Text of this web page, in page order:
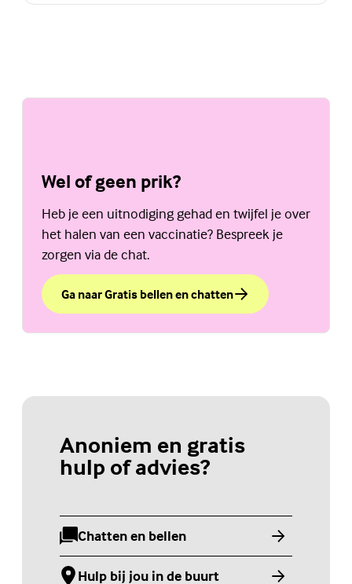
Wel of geen prik?
Heb je een uitnodiging gehad en twijfel je over
het halen van een vaccinatie? Bespreek je
zorgen via de chat.
Ga naar Gratis bellen en chatten
over Wel of geen prik?
(Externe link)
Anoniem en gratis
hulp of advies?
Chatten en bellen
(Externe link)
Hulp bij jou in de buurt